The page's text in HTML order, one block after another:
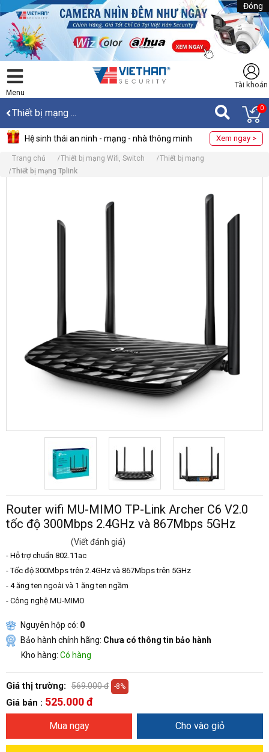
Đóng
Menu
Tài khoản
Thiết bị mạng ... 0
Hệ sinh thái an ninh - mạng - nhà thông minh Xem ngay >
Trang chủ Thiết bị mạng Wifi, Switch
Thiết bị mạng
Thiết bị mạng Tplink
Router wifi MU-MIMO TP-Link Archer C6 V2.0
tốc độ 300Mbps 2.4GHz và 867Mbps 5GHz
(Viết đánh giá)
- Hỗ trợ chuẩn 802.11ac
- Tốc độ 300Mbps trên 2.4GHz và 867Mbps trên 5GHz
- 4 ăng ten ngoài và 1 ăng ten ngầm
- Công nghệ MU-MIMO
Nguyên hộp có: 0
Bảo hành chính hãng: Chưa có thông tin bảo hành
Kho hàng: Có hàng
Giá thị trường: 569.000 đ -8%
Giá bán : 525.000 đ
Mua ngay Cho vào giỏ